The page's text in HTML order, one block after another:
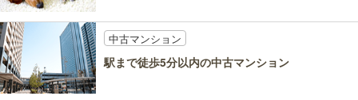
中古マンション
駅まで徒歩5分以内の中古マンション